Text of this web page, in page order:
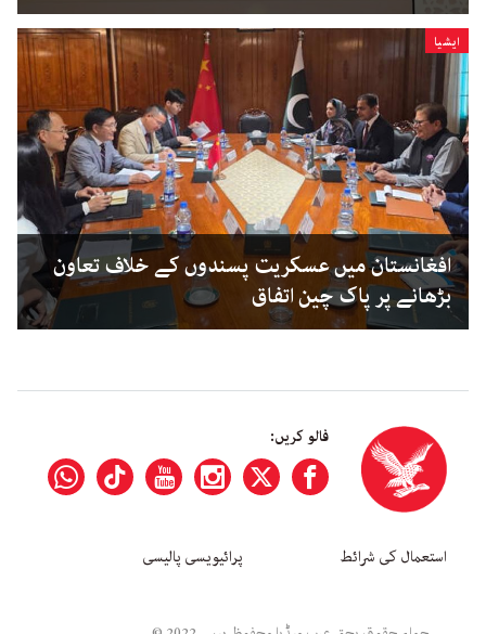
ایشیا
افغانستان میں عسکریت پسندوں کے خلاف تعاون
بڑھانے پر پاک چین اتفاق
فالو کریں:
استعمال کی شرائط پرائیویسی پالیسی